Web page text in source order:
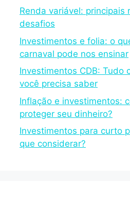
Renda variável: principais
desafios
Investimentos e folia: o
carnaval pode nos ensinar
Investimentos CDB: Tudo
você precisa saber
Inflação e investimentos:
proteger seu dinheiro?
Investimentos para curto
que considerar?